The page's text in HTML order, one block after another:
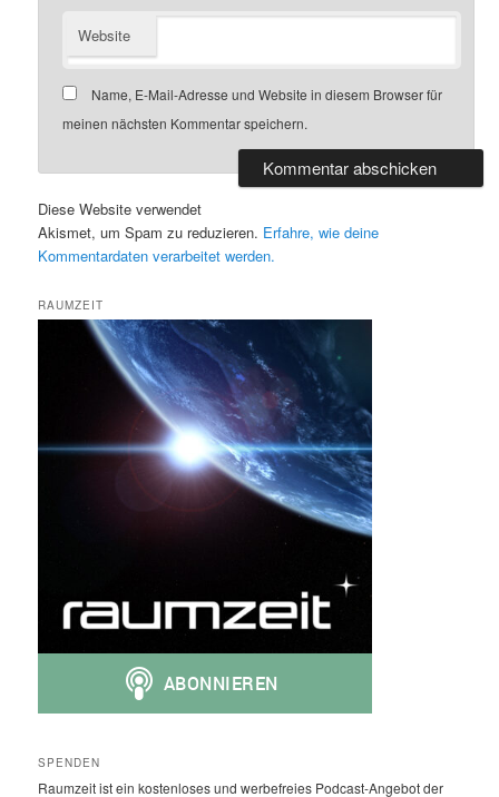
Website
Name, E-Mail-Adresse und Website in diesem Browser für
meinen nächsten Kommentar speichern.
Diese Website verwendet
Akismet, um Spam zu reduzieren. Erfahre, wie deine
Kommentardaten verarbeitet werden.
RAUMZEIT
SPENDEN
Raumzeit ist ein kostenloses und werbefreies Podcast-Angebot der